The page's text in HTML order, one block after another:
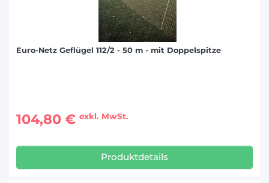
Euro-Netz Geflügel 112/2 - 50 m - mit Doppelspitze
104,80 € exkl. MwSt.
Produktdetails